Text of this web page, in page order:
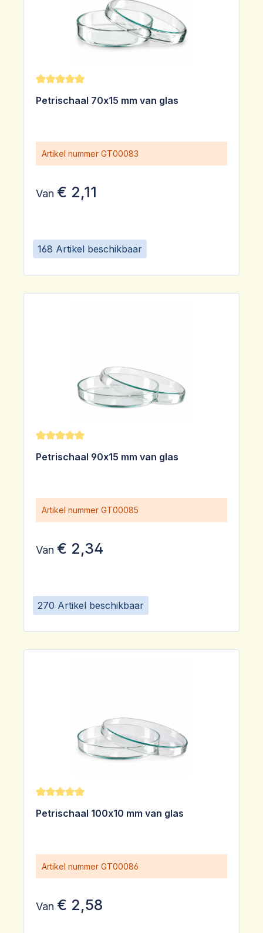
168 Artikel beschikbaar
Gemiddelde waardering van 5 van 5 sterren
Petrischaal 70x15 mm van glas
Artikel nummer GT00083
Van € 2,11
270 Artikel beschikbaar
Gemiddelde waardering van 5 van 5 sterren
Petrischaal 90x15 mm van glas
Artikel nummer GT00085
Van € 2,34
Gemiddelde waardering van 5 van 5 sterren
Petrischaal 100x10 mm van glas
Artikel nummer GT00086
Van € 2,58